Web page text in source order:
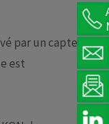
par un capteur
est